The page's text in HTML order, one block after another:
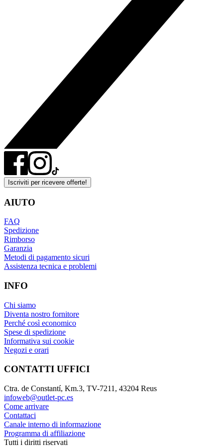
Iscriviti per ricevere offerte!
AIUTO
FAQ
Spedizione
Rimborso
Garanzia
Metodi di pagamento sicuri
Assistenza tecnica e problemi
INFO
Chi siamo
Diventa nostro fornitore
Perché così economico
Spese di spedizione
Informativa sui cookie
Negozi e orari
CONTATTI UFFICI
Ctra. de Constantí, Km.3, TV-7211, 43204 Reus
infoweb@outlet-pc.es
Come arrivare
Contattaci
Canale interno di informazione
Programma di affiliazione
Tutti i diritti riservati